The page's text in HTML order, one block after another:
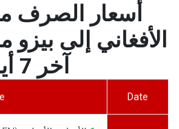
أسعار الصرف
الأفغاني إلى
آخر 7 أيام
Date